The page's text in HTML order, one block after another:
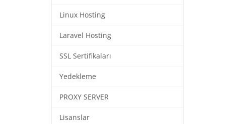
Linux Hosting
Laravel Hosting
SSL Sertifikaları
Yedekleme
PROXY SERVER
Lisanslar